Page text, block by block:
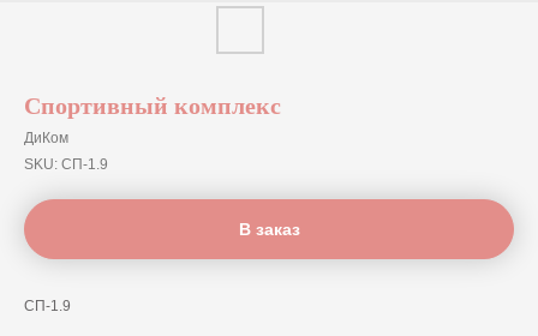
Спортивный комплекс
ДиКом
SKU: СП-1.9
В заказ
СП-1.9